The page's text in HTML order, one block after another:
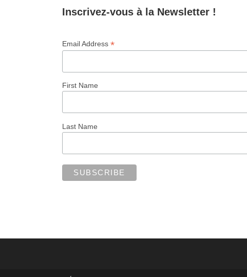
Inscrivez-vous à la Newsletter !
Email Address *
First Name
Last Name